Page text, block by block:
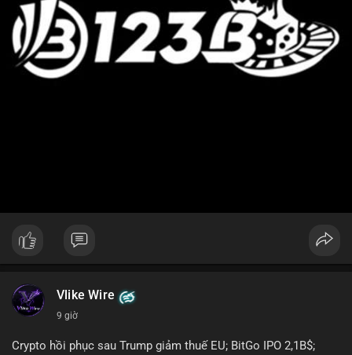
Vlike Wire
9 giờ
Crypto hồi phục sau Trump giảm thuế EU; BitGo IPO 2,1B$;